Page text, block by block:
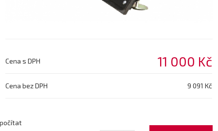
Cena s DPH 11 000 Kč
Cena bez DPH 9 091 Kč